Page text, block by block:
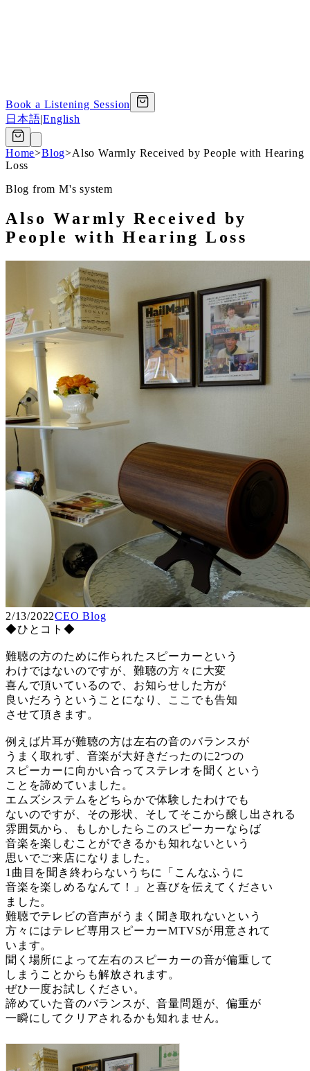
Book a Listening Session
日本語|English
Home>Blog>Also Warmly Received by People with Hearing
Loss
Blog from M's system
Also Warmly Received by
People with Hearing Loss
2/13/2022CEO Blog
◆ひとコト◆
難聴の方のために作られたスピーカーという
わけではないのですが、難聴の方々に大変
喜んで頂いているので、お知らせした方が
良いだろうということになり、ここでも告知
させて頂きます。
例えば片耳が難聴の方は左右の音のバランスが
うまく取れず、音楽が大好きだったのに2つの
スピーカーに向かい合ってステレオを聞くという
ことを諦めていました。
エムズシステムをどちらかで体験したわけでも
ないのですが、その形状、そしてそこから醸し出される
雰囲気から、もしかしたらこのスピーカーならば
音楽を楽しむことができるかも知れないという
思いでご来店になりました。
1曲目を聞き終わらないうちに「こんなふうに
音楽を楽しめるなんて！」と喜びを伝えてください
ました。
難聴でテレビの音声がうまく聞き取れないという
方々にはテレビ専用スピーカーMTVSが用意されて
います。
聞く場所によって左右のスピーカーの音が偏重して
しまうことからも解放されます。
ぜひ一度お試しください。
諦めていた音のバランスが、音量問題が、偏重が
一瞬にしてクリアされるかも知れません。